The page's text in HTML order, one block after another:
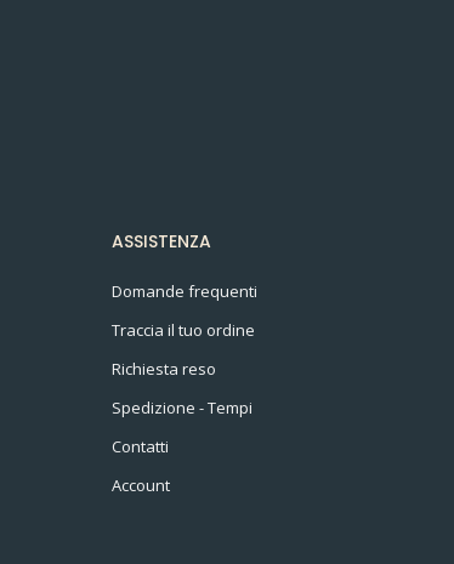
ASSISTENZA
Domande frequenti
Traccia il tuo ordine
Richiesta reso
Spedizione - Tempi
Contatti
Account